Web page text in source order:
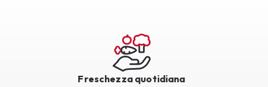
Freschezza quotidiana